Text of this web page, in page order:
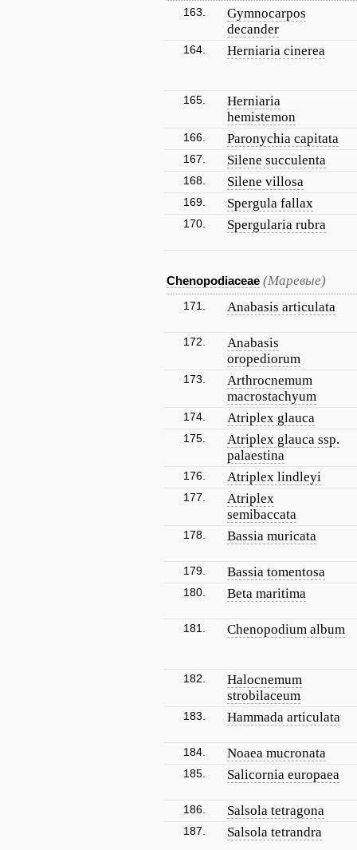
163.
Gymnocarpos
decander
164. Herniaria cinerea
165.
Herniaria
hemistemon
166. Paronychia capitata
167. Silene succulenta
168. Silene villosa
169. Spergula fallax
170. Spergularia rubra
Chenopodiaceae (Маревые)
171. Anabasis articulata
172.
Anabasis
oropediorum
173.
Arthrocnemum
macrostachyum
174. Atriplex glauca
175.
Atriplex glauca ssp.
palaestina
176. Atriplex lindleyi
177.
Atriplex
semibaccata
178. Bassia muricata
179. Bassia tomentosa
180. Beta maritima
181. Chenopodium album
182.
Halocnemum
strobilaceum
183. Hammada articulata
184. Noaea mucronata
185. Salicornia europaea
186. Salsola tetragona
187. Salsola tetrandra